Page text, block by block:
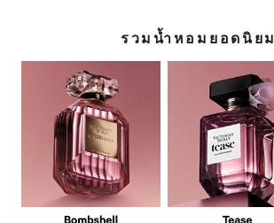
รวมน้ำหอมยอดนิยม